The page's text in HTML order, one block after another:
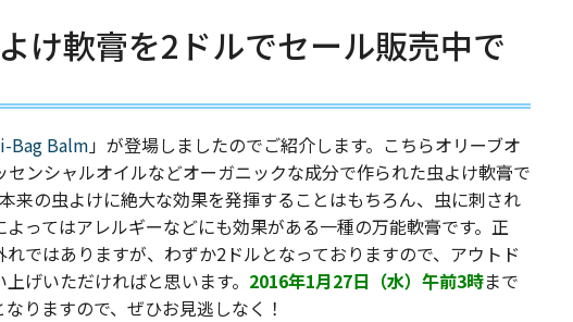
け軟膏を2ドルでセール販売中で
Bag Balm」が登場しましたのでご紹介します。こちらオリーブオ
ンシャルオイルなどオーガニックな成分で作られた虫よけ軟膏で
来の虫よけに絶大な効果を発揮することはもちろん、虫に刺され
ってはアレルギーなどにも効果がある一種の万能軟膏です。正
ではありますが、わずか2ドルとなっておりますので、アウトド
げいただければと思います。 2016年1月27日（水）午前3時まで
りますので、ぜひお見逃しなく！